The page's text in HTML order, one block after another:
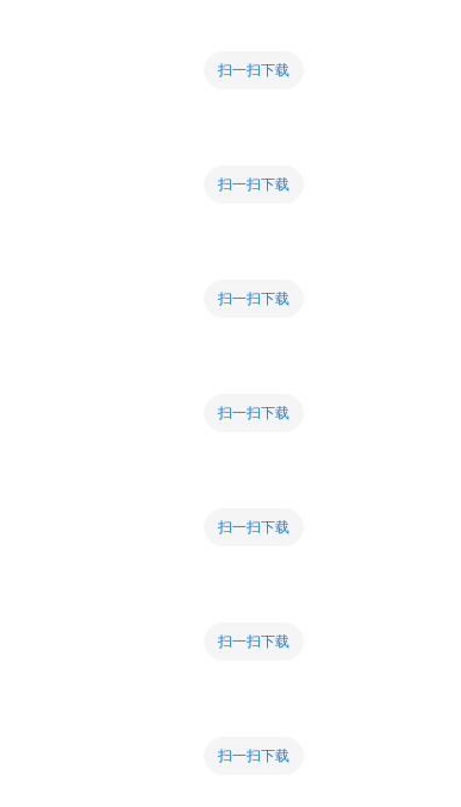
扫一扫下载
扫一扫下载
扫一扫下载
扫一扫下载
扫一扫下载
扫一扫下载
扫一扫下载